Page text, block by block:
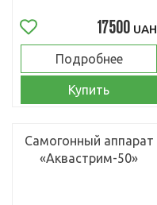
17500 UAH
Подробнее
Купить
Самогонный аппарат
«Аквастрим-50»